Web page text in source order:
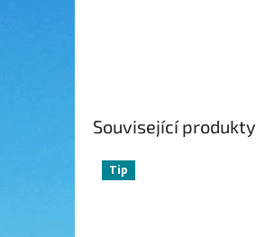
Související produkty
Tip